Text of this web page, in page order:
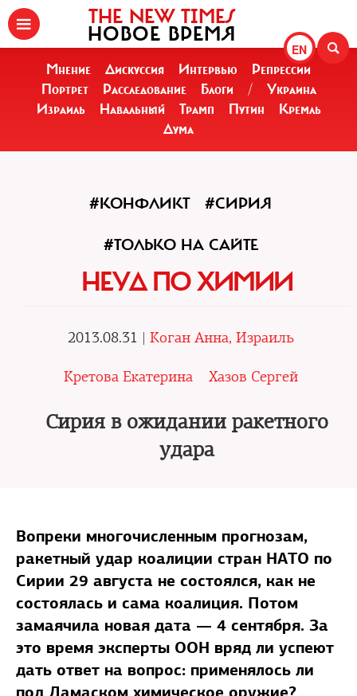
EN
THE NEW TIMES
НОВОЕ ВРЕМЯ
Мнение Дискуссия Интервью
Репрессии
Портрет
Расследование Блоги /
Украина
Израиль
Навальный Трамп Путин
Кремль
Дума
#КОНФЛИКТ #СИРИЯ
#ТОЛЬКО НА САЙТЕ
НЕУД ПО ХИМИИ
2013.08.31 | Коган Анна, Израиль
Кретова Екатерина Хазов Сергей
Сирия в ожидании ракетного
удара
Вопреки многочисленным прогнозам,
ракетный удар коалиции стран НАТО по
Сирии 29 августа не состоялся, как не
состоялась и сама коалиция. Потом
замаячила новая дата — 4 сентября. За
это время эксперты ООН вряд ли успеют
дать ответ на вопрос: применялось ли